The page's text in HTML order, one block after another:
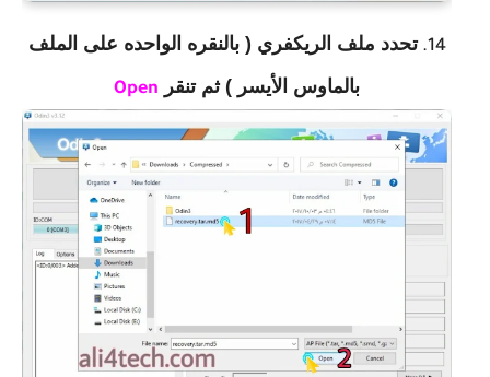
تحدد ملف الريكفري ( بالنقره الواحده على الملف
بالماوس الأيسر ) ثم تنقر
Open